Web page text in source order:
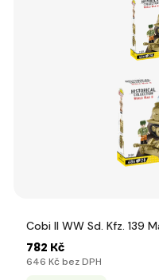
Cobi II WW Sd. Kfz. 139
782 Kč
646 Kč bez DPH